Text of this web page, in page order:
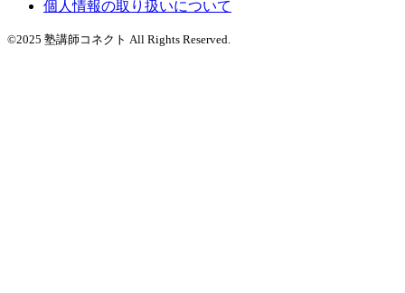
個人情報の取り扱いについて
©2025 塾講師コネクト All Rights Reserved.